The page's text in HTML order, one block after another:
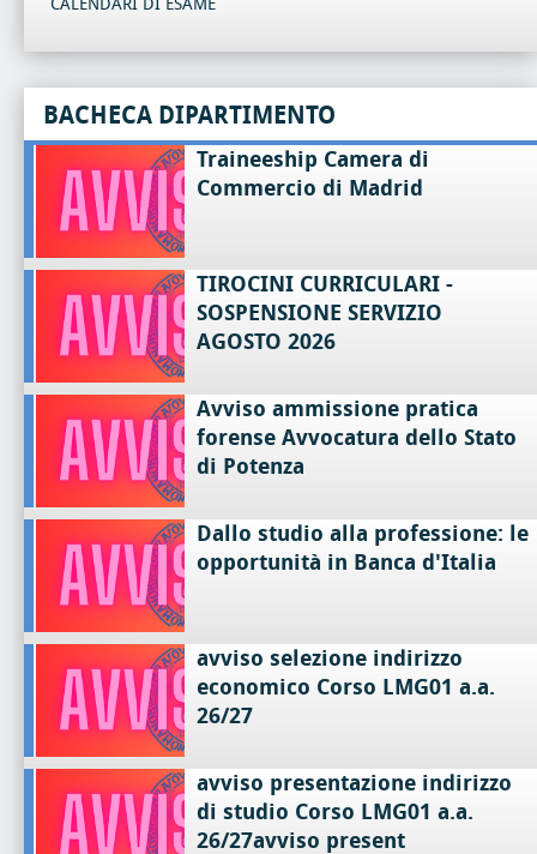
BACHECA DIPARTIMENTO
Traineeship Camera di
Commercio di Madrid
TIROCINI CURRICULARI -
SOSPENSIONE SERVIZIO
AGOSTO 2026
Avviso ammissione pratica
forense Avvocatura dello Stato
di Potenza
Dallo studio alla professione: le
opportunità in Banca d'Italia
avviso selezione indirizzo
economico Corso LMG01 a.a.
26/27
avviso presentazione indirizzo
di studio Corso LMG01 a.a.
26/27avviso present